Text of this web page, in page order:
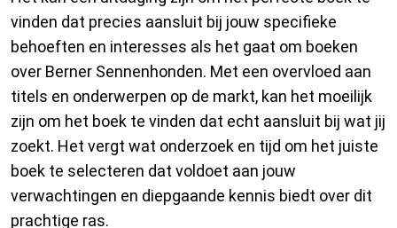
vinden dat precies aansluit bij jouw specifieke
behoeften en interesses als het gaat om boeken
over Berner Sennenhonden. Met een overvloed aan
titels en onderwerpen op de markt, kan het moeilijk
zijn om het boek te vinden dat echt aansluit bij wat jij
zoekt. Het vergt wat onderzoek en tijd om het juiste
boek te selecteren dat voldoet aan jouw
verwachtingen en diepgaande kennis biedt over dit
prachtige ras.